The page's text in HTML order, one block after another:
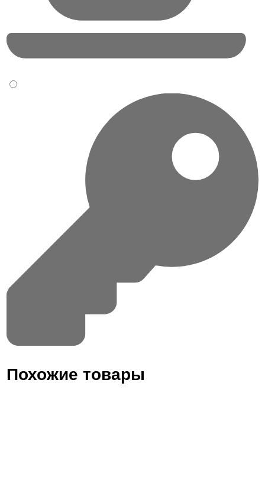
Похожие товары